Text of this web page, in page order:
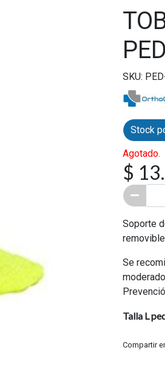
SKU:
Stock
Agotado.
$
Soporte
Se
Talla L
Compartir